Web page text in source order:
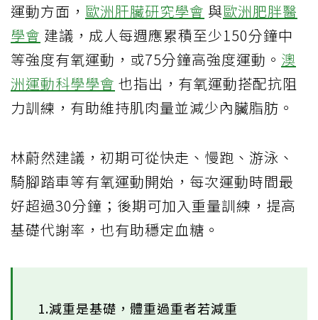
運動方面， 歐洲肝臟研究學會 與歐洲肥胖醫
學會 建議，成人每週應累積至少150分鐘中
等強度有氧運動，或75分鐘高強度運動。 澳
洲運動科學學會 也指出，有氧運動搭配抗阻
力訓練，有助維持肌肉量並減少內臟脂肪。
林蔚然建議，初期可從快走、慢跑、游泳、
騎腳踏車等有氧運動開始，每次運動時間最
好超過30分鐘；後期可加入重量訓練，提高
基礎代謝率，也有助穩定血糖。
1.減重是基礎，體重過重者若減重